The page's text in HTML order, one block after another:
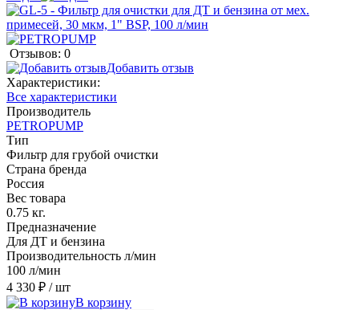
Отзывов: 0
Добавить отзыв
Характеристики:
Все характеристики
Производитель
PETROPUMP
Тип
Фильтр для грубой очистки
Страна бренда
Россия
Вес товара
0.75 кг.
Предназначение
Для ДТ и бензина
Производительность л/мин
100 л/мин
4 330 ₽ / шт
В корзину